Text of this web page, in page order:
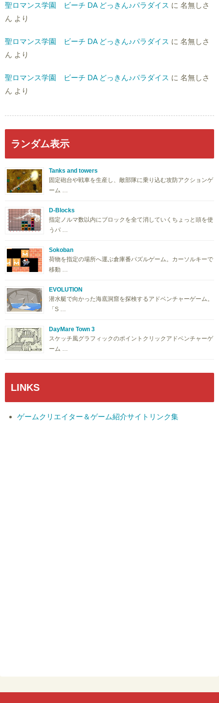
聖ロマンス学園 ビーチ DA どっきん♪パラダイス に 名無しさ
ん より
聖ロマンス学園 ビーチ DA どっきん♪パラダイス に 名無しさ
ん より
聖ロマンス学園 ビーチ DA どっきん♪パラダイス に 名無しさ
ん より
ランダム表示
Tanks and towers
固定砲台や戦車を生産し、敵部隊に乗り込む攻防アクションゲ
ーム …
D-Blocks
指定ノルマ数以内にブロックを全て消していくちょっと頭を使
うパ …
Sokoban
荷物を指定の場所へ運ぶ倉庫番パズルゲーム。カーソルキーで
移動 …
EVOLUTION
潜水艇で向かった海底洞窟を探検するアドベンチャーゲーム。
「S …
DayMare Town 3
スケッチ風グラフィックのポイントクリックアドベンチャーゲ
ーム …
LINKS
ゲームクリエイター＆ゲーム紹介サイトリンク集